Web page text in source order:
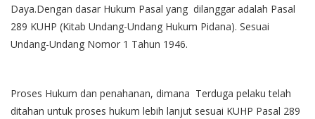
Daya.Dengan dasar Hukum Pasal yang dilanggar adalah Pasal
289 KUHP (Kitab Undang-Undang Hukum Pidana). Sesuai
Undang-Undang Nomor 1 Tahun 1946.
Proses Hukum dan penahanan, dimana Terduga pelaku telah
ditahan untuk proses hukum lebih lanjut sesuai KUHP Pasal 289